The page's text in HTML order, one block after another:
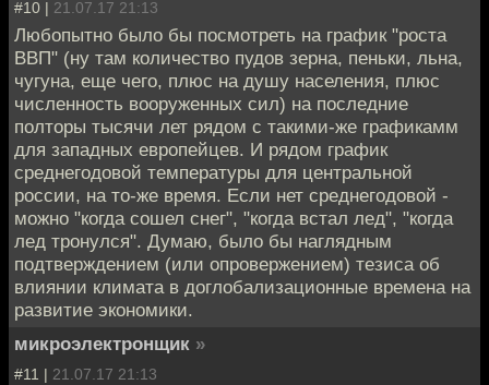
#10 | 21.07.17 21:13
Любопытно было бы посмотреть на график "роста
ВВП" (ну там количество пудов зерна, пеньки, льна,
чугуна, еще чего, плюс на душу населения, плюс
численность вооруженных сил) на последние
полторы тысячи лет рядом с такими-же графикамм
для западных европейцев. И рядом график
среднегодовой температуры для центральной
россии, на то-же время. Если нет среднегодовой -
можно "когда сошел снег", "когда встал лед", "когда
лед тронулся". Думаю, было бы наглядным
подтверждением (или опровержением) тезиса об
влиянии климата в доглобализационные времена на
развитие экономики.
микроэлектронщик »
#11 | 21.07.17 21:13